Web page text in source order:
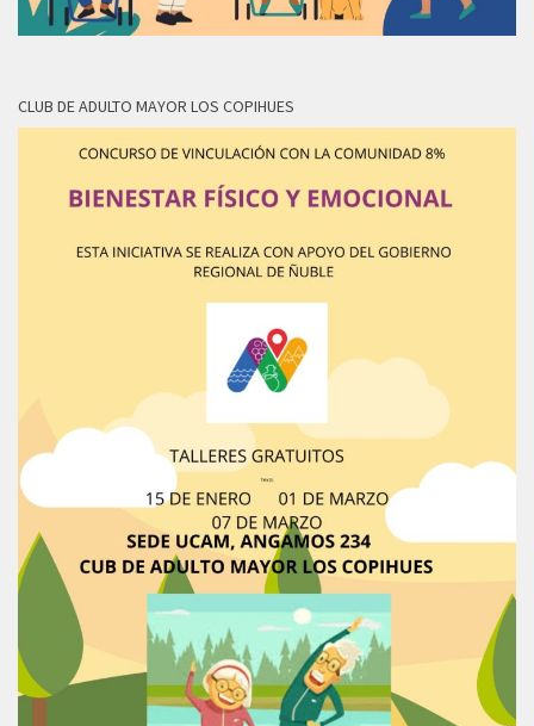
CLUB DE ADULTO MAYOR LOS COPIHUES